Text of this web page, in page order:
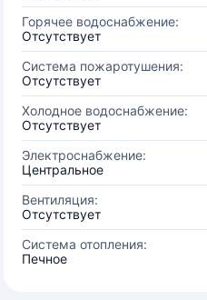
Горячее водоснабжение:
Отсутствует
Система пожаротушения:
Отсутствует
Холодное водоснабжение:
Отсутствует
Электроснабжение:
Центральное
Вентиляция:
Отсутствует
Система отопления:
Печное